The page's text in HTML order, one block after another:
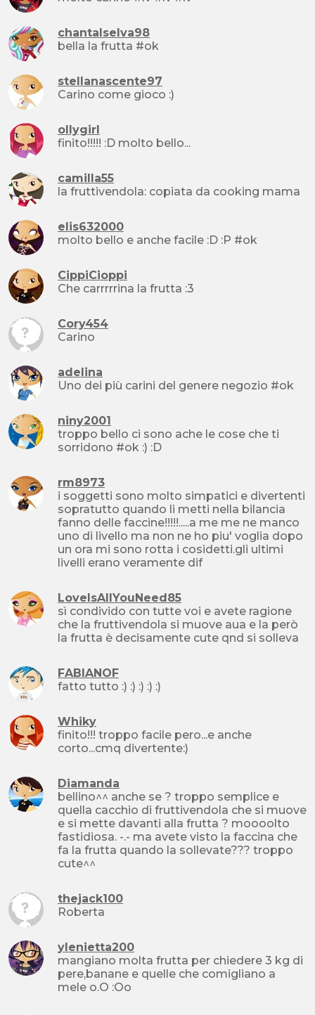
chantalselva98
bella la frutta #ok
stellanascente97
Carino come gioco :)
ollygirl
finito!!!!! :D molto bello...
camilla55
la fruttivendola: copiata da cooking mama
elis632000
molto bello e anche facile :D :P #ok
CippiCioppi
Che carrrrrina la frutta :3
Cory454
Carino
adelina
Uno dei più carini del genere negozio #ok
niny2001
troppo bello ci sono ache le cose che ti
sorridono #ok :) :D
rm8973
i soggetti sono molto simpatici e divertenti
sopratutto quando li metti nella bilancia
fanno delle faccine!!!!!.....a me me ne manco
uno di livello ma non ne ho piu' voglia dopo
un ora mi sono rotta i cosidetti.gli ultimi
livelli erano veramente dif
LoveIsAllYouNeed85
sì condivido con tutte voi e avete ragione
che la fruttivendola si muove aua e la però
la frutta è decisamente cute qnd si solleva
FABIANOF
fatto tutto :) :) :) :) :)
Whiky
finito!!! troppo facile pero...e anche
corto...cmq divertente:)
Diamanda
bellino^^ anche se ? troppo semplice e
quella cacchio di fruttivendola che si muove
e si mette davanti alla frutta ? moooolto
fastidiosa. -.- ma avete visto la faccina che
fa la frutta quando la sollevate??? troppo
cute^^
thejack100
Roberta
ylenietta200
mangiano molta frutta per chiedere 3 kg di
pere,banane e quelle che comigliano a
mele o.O :Oo